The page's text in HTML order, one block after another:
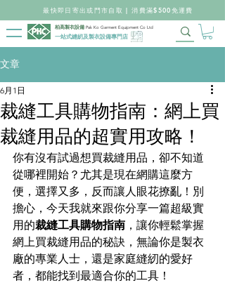
最快即日寄出或門市自取 | 消費滿$500免運費
柏高製衣設備 Pak Ko Garment Equipment Co Ltd
一站式縫紉及製衣設備專門店
文章
裁縫工具購物指南：網上買
裁縫用品的超實用攻略！
6月1日
你有沒有試過想買裁縫用品，卻不知道
從哪裡開始？尤其是現在網購這麼方
便，選擇又多，反而讓人眼花撩亂！別
擔心，今天我就來跟你分享一篇超級實
用的裁縫工具購物指南 ，讓你輕鬆掌握
網上買裁縫用品的秘訣，無論你是製衣
廠的專業人士，還是家庭縫紉的愛好
者，都能找到最適合你的工具！